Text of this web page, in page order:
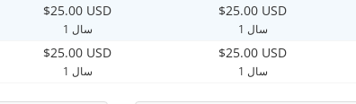
$25.00 USD
1 سال
$25.00 USD
1 سال
$25.00 USD
1 سال
$25.00 USD
1 سال